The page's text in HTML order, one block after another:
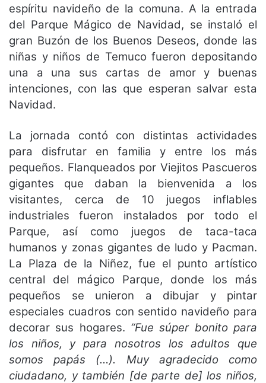
espíritu navideño de la comuna. A la entrada
del Parque Mágico de Navidad, se instaló el
gran Buzón de los Buenos Deseos, donde las
niñas y niños de Temuco fueron depositando
una a una sus cartas de amor y buenas
intenciones, con las que esperan salvar esta
Navidad.
La jornada contó con distintas actividades
para disfrutar en familia y entre los más
pequeños. Flanqueados por Viejitos Pascueros
gigantes que daban la bienvenida a los
visitantes, cerca de 10 juegos inflables
industriales fueron instalados por todo el
Parque, así como juegos de taca-taca
humanos y zonas gigantes de ludo y Pacman.
La Plaza de la Niñez, fue el punto artístico
central del mágico Parque, donde los más
pequeños se unieron a dibujar y pintar
especiales cuadros con sentido navideño para
decorar sus hogares. “Fue súper bonito para
los niños, y para nosotros los adultos que
somos papás (…). Muy agradecido como
ciudadano, y también [de parte de] los niños,